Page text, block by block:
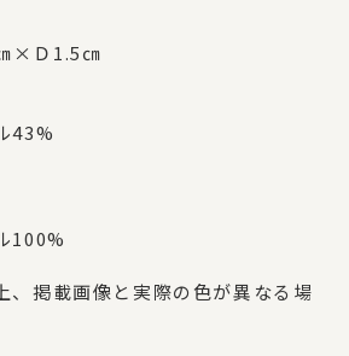
て
×Ｄ1.5㎝
43%
100%
掲載画像と実際の色が異なる場